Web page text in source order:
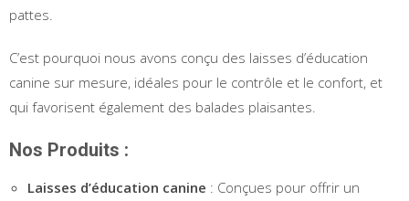
pattes.
C’est pourquoi nous avons conçu des laisses d’éducation
canine sur mesure, idéales pour le contrôle et le confort, et
qui favorisent également des balades plaisantes.
Nos Produits :
Laisses d’éducation canine : Conçues pour offrir un